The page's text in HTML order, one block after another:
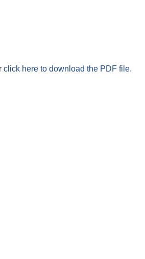
click here to download the PDF file.